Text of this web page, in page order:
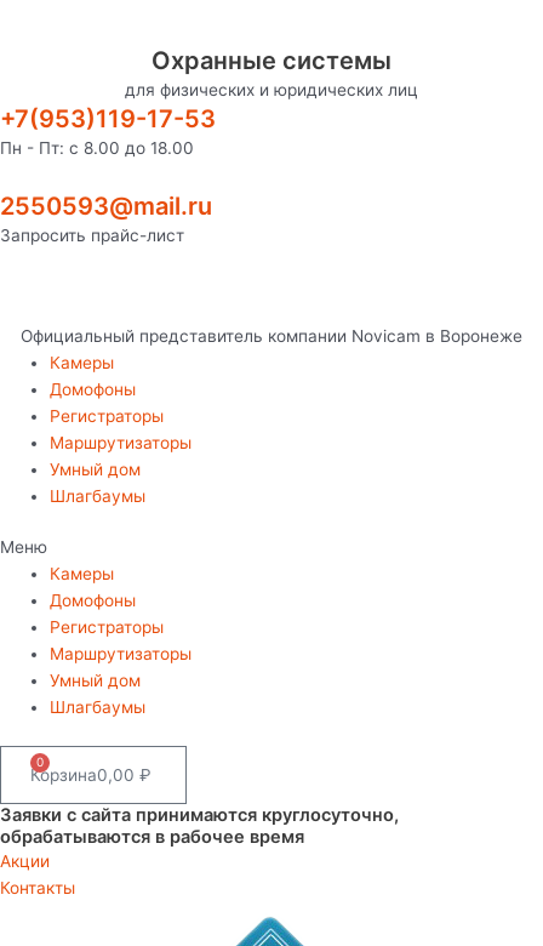
Охранные системы
для физических и юридических лиц
+7(953)119-17-53
Пн - Пт: с 8.00 до 18.00
2550593@mail.ru
Запросить прайс-лист
Официальный представитель компании Novicam в Воронеже
Камеры
Домофоны
Регистраторы
Маршрутизаторы
Умный дом
Шлагбаумы
Меню
Камеры
Домофоны
Регистраторы
Маршрутизаторы
Умный дом
Шлагбаумы
0,00 ₽
0
Корзина
Заявки с сайта принимаются круглосуточно,
обрабатываются в рабочее время
Акции
Контакты
Novicam
HIT
(ver.1397)